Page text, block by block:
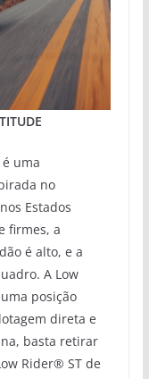
uma
no
Estados
firmes, a
é alto, e a
A Low
posição
direta e
basta retirar
Rider® ST de